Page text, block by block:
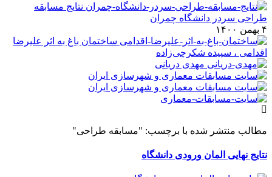
نتایج مسابقه
طراحی سردر دانشگاه چمران
۴ بهمن ۱۴۰۰
ساختمان باغ به اثر علیرضا
اقدامی ، سپیده شکرچی‌زاده
مهدی دریانی
مطالب منتشر شده با برچسب: "مسابقه طراحی"
نتایج نهایی المان ورودی دانشگاه